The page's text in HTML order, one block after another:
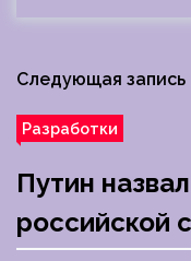
Следующая запись
Разработки
Путин
российской